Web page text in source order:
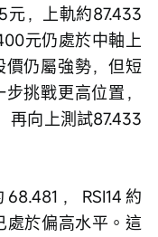
，上軌約87.433
元仍處於中軸上
仍屬強勢，但短
挑戰更高位置，
再向上測試87.433
，RSI14約
處於偏高水平。這